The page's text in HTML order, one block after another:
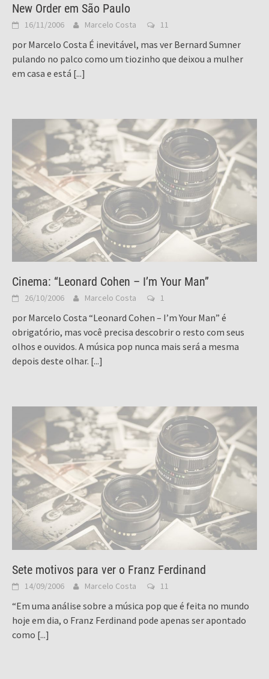
New Order em São Paulo
16/11/2006 Marcelo Costa 11
por Marcelo Costa É inevitável, mas ver Bernard Sumner
pulando no palco como um tiozinho que deixou a mulher
em casa e está [...]
Cinema: “Leonard Cohen – I’m Your Man”
26/10/2006 Marcelo Costa 1
por Marcelo Costa “Leonard Cohen – I’m Your Man” é
obrigatório, mas você precisa descobrir o resto com seus
olhos e ouvidos. A música pop nunca mais será a mesma
depois deste olhar. [...]
Sete motivos para ver o Franz Ferdinand
14/09/2006 Marcelo Costa 11
“Em uma análise sobre a música pop que é feita no mundo
hoje em dia, o Franz Ferdinand pode apenas ser apontado
como [...]